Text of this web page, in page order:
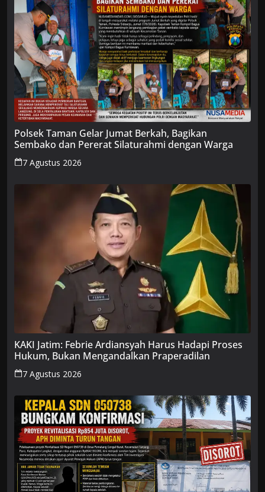
Polsek Taman Gelar Jumat Berkah, Bagikan
Sembako dan Pererat Silaturahmi dengan Warga
7 Agustus 2026
KAKI Jatim: Febrie Ardiansyah Harus Hadapi Proses
Hukum, Bukan Mengandalkan Praperadilan
7 Agustus 2026